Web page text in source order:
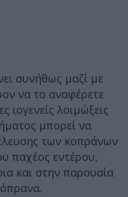
συνήθως μαζί με
να το αναφέρετε
ιογενείς λοιμώξεις
μπορεί να
των κοπράνων
παχέος εντέρου,
και στην παρουσία